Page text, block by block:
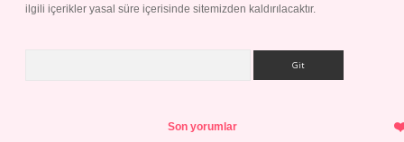
ilgili içerikler yasal süre içerisinde sitemizden kaldırılacaktır.
Son yorumlar